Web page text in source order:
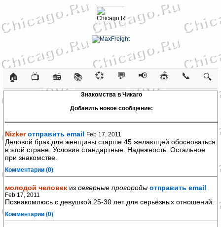
🏠 📺 📻 📚 💞 💬 📢 🎪 📞 🔍
Знакомства в Чикаго
Добавить новое сообщение:
Nizker отправить email Feb 17, 2011
Деловой брак для женщины старше 45 желающей обосноваться
в этой стране. Условия стандартные. Надежность. Остальное
при знакомстве.
Комментарии (0)
молодой человек из северные прогороды отправить email
Feb 17, 2011
Познакомлюсь с девушкой 25-30 лет для серьёзных отношений.
Комментарии (0)